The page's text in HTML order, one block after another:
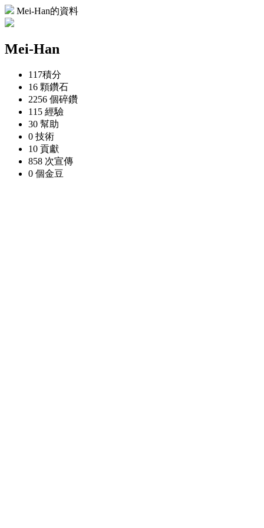
Mei-Han的資料
Mei-Han
117積分
16 顆鑽石
2256 個碎鑽
115 經驗
30 幫助
0 技術
10 貢獻
858 次宣傳
0 個金豆